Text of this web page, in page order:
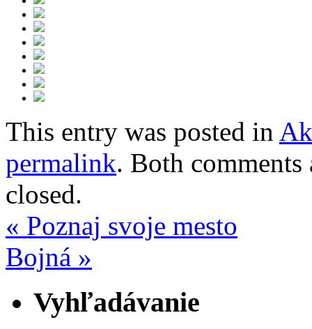
This entry was posted in
permalink. Both
closed.
« Poznaj svoje mesto
Bojná »
Vyhľadávanie